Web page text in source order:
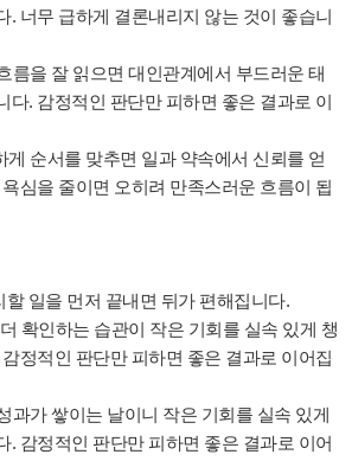
. 너무 급하게 결론내리지 않는 것이 좋습니
름을 잘 읽으면 대인관계에서 부드러운 태
다. 감정적인 판단만 피하면 좋은 결과로 이
게 순서를 맞추면 일과 약속에서 신뢰를 얻
심을 줄이면 오히려 만족스러운 흐름이 됩
할 일을 먼저 끝내면 뒤가 편해집니다.
확인하는 습관이 작은 기회를 실속 있게 챙
정적인 판단만 피하면 좋은 결과로 이어집
과가 쌓이는 날이니 작은 기회를 실속 있게
. 감정적인 판단만 피하면 좋은 결과로 이어